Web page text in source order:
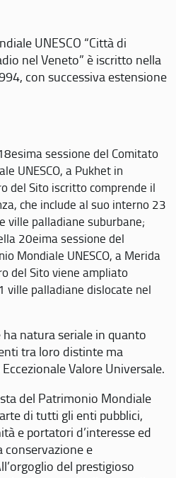
UNESCO “Città di
nel Veneto” è iscritto nella
con successiva estensione
sessione del Comitato
UNESCO, a Pukhet in
del Sito iscritto comprende il
che include al suo interno 23
ville palladiane suburbane;
20eima sessione del
Mondiale UNESCO, a Merida
del Sito viene ampliato
ville palladiane dislocate nel
natura seriale in quanto
tra loro distinte ma
Valore Universale.
del Patrimonio Mondiale
di tutti gli enti pubblici,
e portatori d’interesse ed
conservazione e
del prestigioso